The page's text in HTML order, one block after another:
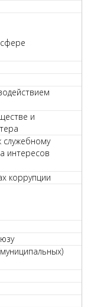
и
интересов
коррупции